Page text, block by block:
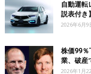
自動運転
説表付き】
2026年6月9
株価99％
業、破産
2026年1月